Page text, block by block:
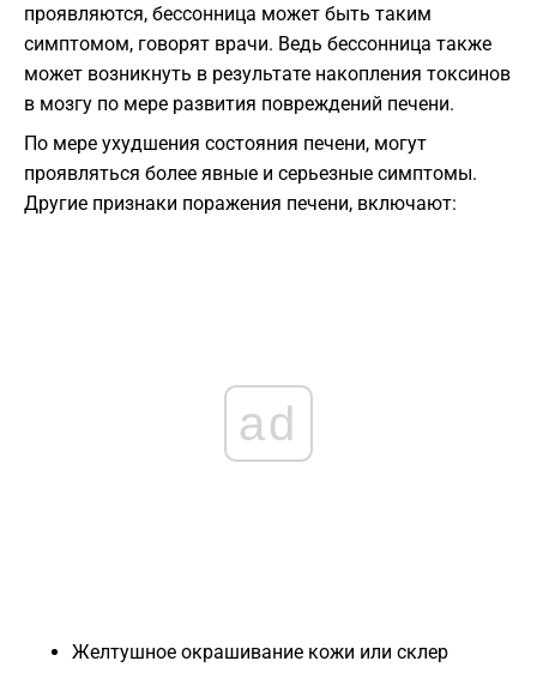
проявляются, бессонница может быть таким
симптомом, говорят врачи. Ведь бессонница также
может возникнуть в результате накопления токсинов
в мозгу по мере развития повреждений печени.
По мере ухудшения состояния печени, могут
проявляться более явные и серьезные симптомы.
Другие признаки поражения печени, включают:
ad
Желтушное окрашивание кожи или склер